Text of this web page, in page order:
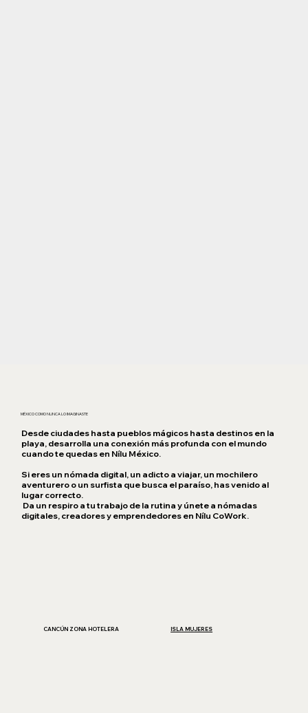
MÉXICO COMO NUNCA LO IMAGINASTE
Desde ciudades hasta pueblos mágicos hasta destinos en la
playa, desarrolla una conexión más profunda con el mundo
cuando te quedas en Nílu México.
Si eres un nómada digital, un adicto a viajar, un mochilero
aventurero o un surfista que busca el paraíso, has venido al
lugar correcto.
Da un respiro a tu trabajo de la rutina y únete a nómadas
digitales, creadores y emprendedores en Nílu CoWork.
CANCÚN ZONA HOTELERA ISLA MUJERES